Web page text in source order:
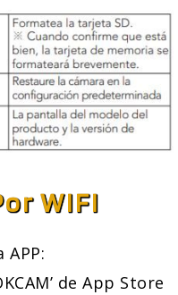
WIFI
APP:
de App Store